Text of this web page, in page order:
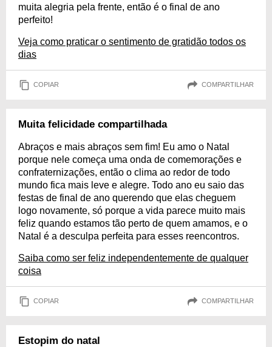
muita alegria pela frente, então é o final de ano
perfeito!
Veja como praticar o sentimento de gratidão todos os
dias
COPIAR COMPARTILHAR
Muita felicidade compartilhada
Abraços e mais abraços sem fim! Eu amo o Natal
porque nele começa uma onda de comemorações e
confraternizações, então o clima ao redor de todo
mundo fica mais leve e alegre. Todo ano eu saio das
festas de final de ano querendo que elas cheguem
logo novamente, só porque a vida parece muito mais
feliz quando estamos tão perto de quem amamos, e o
Natal é a desculpa perfeita para esses reencontros.
Saiba como ser feliz independentemente de qualquer
coisa
COPIAR COMPARTILHAR
Estopim do natal